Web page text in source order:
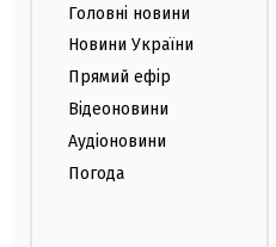
Головні новини
Новини України
Прямий ефір
Відеоновини
Аудіоновини
Погода